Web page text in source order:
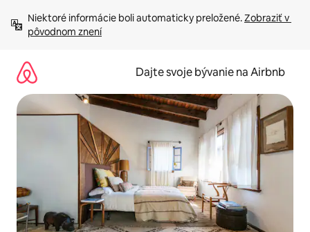
obsah.
Niektoré informácie boli automaticky preložené. Zobraziť v
pôvodnom znení
Dajte svoje bývanie na Airbnb